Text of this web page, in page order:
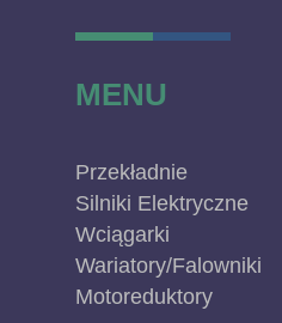
MENU
Przekładnie
Silniki Elektryczne
Wciągarki
Wariatory/Falowniki
Motoreduktory